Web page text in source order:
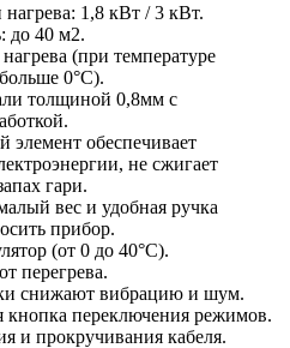
1,8 кВт / 3 кВт.
до 40 м2.
(при температуре
0°C).
толщиной 0,8мм с
обеспечивает
не сжигает
гари.
вес и удобная ручка
прибор.
(от 0 до 40°C).
перегрева.
снижают вибрацию и шум.
переключения режимов.
и прокручивания кабеля.